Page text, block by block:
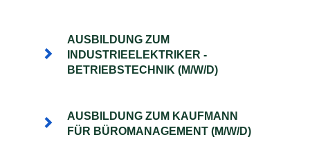
AUSBILDUNG ZUM
INDUSTRIEELEKTRIKER -
BETRIEBSTECHNIK (M/W/D)
AUSBILDUNG ZUM KAUFMANN
FÜR BÜROMANAGEMENT (M/W/D)